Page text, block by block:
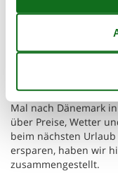
Zu den meist
jene, was man von
sollte und was nur
bleiben sollte. Vor
Mal nach Dänemark
über Preise, Wetter
beim nächsten
ersparen, haben wir
zusammengestellt.